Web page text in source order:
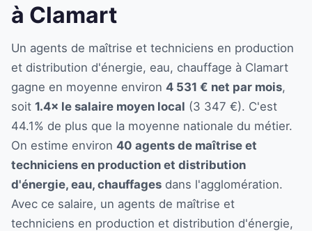
à Clamart
Un agents de maîtrise et techniciens en production
et distribution d'énergie, eau, chauffage à Clamart
gagne en moyenne environ 4 531 € net par mois,
soit 1.4× le salaire moyen local (3 347 €). C'est
44.1% de plus que la moyenne nationale du métier.
On estime environ 40 agents de maîtrise et
techniciens en production et distribution
d'énergie, eau, chauffages dans l'agglomération.
Avec ce salaire, un agents de maîtrise et
techniciens en production et distribution d'énergie,